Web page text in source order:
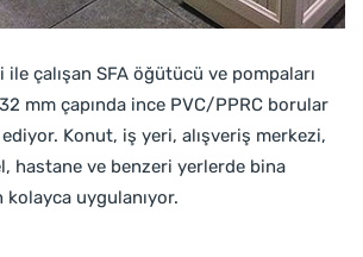
çalışan SFA öğütücü ve pompaları
mm çapında ince PVC/PPRC borular
ediyor. Konut, iş yeri, alışveriş merkezi,
hastane ve benzeri yerlerde bina
kolayca uygulanıyor.